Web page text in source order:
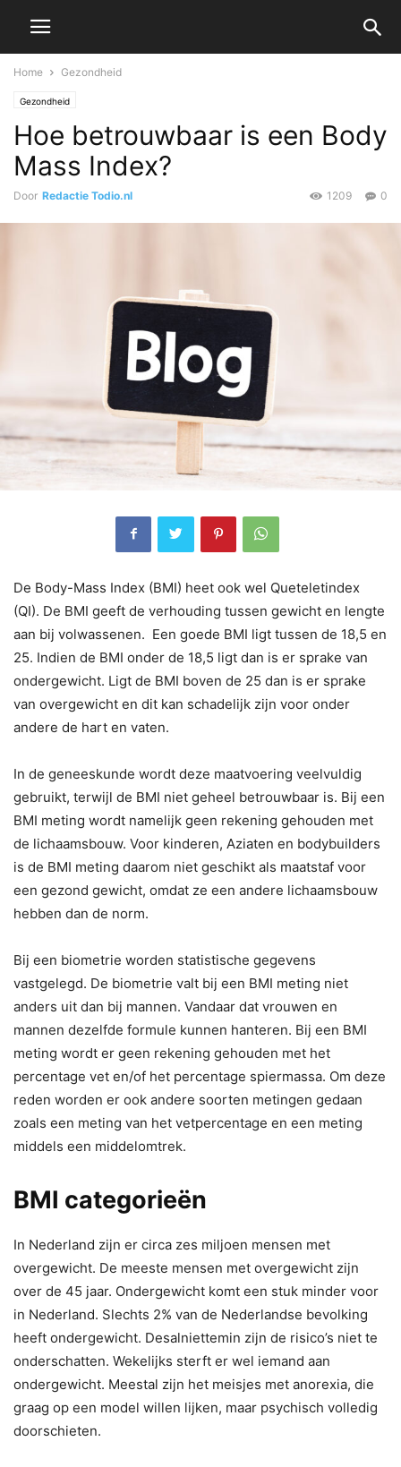
Home Gezondheid
Gezondheid
Hoe betrouwbaar is een Body
Mass Index?
Door Redactie Todio.nl 0
1209
De Body-Mass Index (BMI) heet ook wel Queteletindex
(QI). De BMI geeft de verhouding tussen gewicht en lengte
aan bij volwassenen. Een goede BMI ligt tussen de 18,5 en
25. Indien de BMI onder de 18,5 ligt dan is er sprake van
ondergewicht. Ligt de BMI boven de 25 dan is er sprake
van overgewicht en dit kan schadelijk zijn voor onder
andere de hart en vaten.
In de geneeskunde wordt deze maatvoering veelvuldig
gebruikt, terwijl de BMI niet geheel betrouwbaar is. Bij een
BMI meting wordt namelijk geen rekening gehouden met
de lichaamsbouw. Voor kinderen, Aziaten en bodybuilders
is de BMI meting daarom niet geschikt als maatstaf voor
een gezond gewicht, omdat ze een andere lichaamsbouw
hebben dan de norm.
Bij een biometrie worden statistische gegevens
vastgelegd. De biometrie valt bij een BMI meting niet
anders uit dan bij mannen. Vandaar dat vrouwen en
mannen dezelfde formule kunnen hanteren. Bij een BMI
meting wordt er geen rekening gehouden met het
percentage vet en/of het percentage spiermassa. Om deze
reden worden er ook andere soorten metingen gedaan
zoals een meting van het vetpercentage en een meting
middels een middelomtrek.
BMI categorieën
In Nederland zijn er circa zes miljoen mensen met
overgewicht. De meeste mensen met overgewicht zijn
over de 45 jaar. Ondergewicht komt een stuk minder voor
in Nederland. Slechts 2% van de Nederlandse bevolking
heeft ondergewicht. Desalniettemin zijn de risico’s niet te
onderschatten. Wekelijks sterft er wel iemand aan
ondergewicht. Meestal zijn het meisjes met anorexia, die
graag op een model willen lijken, maar psychisch volledig
doorschieten.